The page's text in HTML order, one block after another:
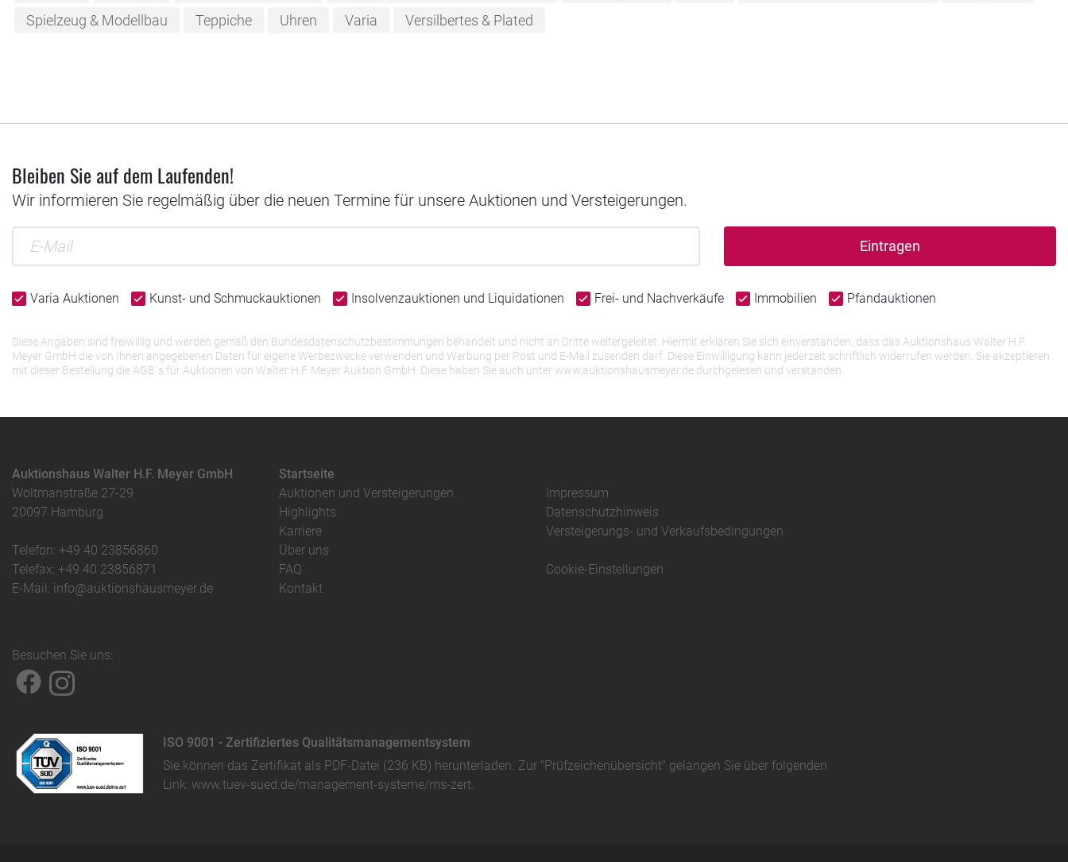
Spielzeug & Modellbau
Teppiche Uhren Varia Versilbertes & Plated
Bleiben Sie auf dem Laufenden!
Wir informieren Sie regelmäßig über die neuen Termine für unsere Auktionen und Versteigerungen.
Eintragen
Varia Auktionen Kunst- und Schmuckauktionen Insolvenzauktionen und Liquidationen Frei- und Nachverkäufe Immobilien Pfandauktionen
Diese Angaben sind freiwillig und werden gemäß den Bundesdatenschutzbestimmungen behandelt und nicht an Dritte weitergeleitet. Hiermit erklären Sie sich einverstanden, dass das Auktionshaus Walter H.F.
Meyer GmbH die von Ihnen angegebenen Daten für eigene Werbezwecke verwenden und Werbung per Post und E-Mail zusenden darf. Diese Einwilligung kann jederzeit schriftlich widerrufen werden. Sie akzeptieren
mit dieser Bestellung die AGB`s für Auktionen von Walter H.F. Meyer Auktion GmbH. Diese haben Sie auch unter www.auktionshausmeyer.de durchgelesen und verstanden.
Auktionshaus Walter H.F. Meyer GmbH
Woltmanstraße 27-29
20097 Hamburg
Telefon: +49 40 23856860
Telefax: +49 40 23856871
E-Mail: info@auktionshausmeyer.de
Startseite
Auktionen und Versteigerungen
Highlights
Karriere
Über uns
FAQ
Kontakt
Impressum
Datenschutzhinweis
Versteigerungs- und Verkaufsbedingungen
Cookie-Einstellungen
Besuchen Sie uns:
ISO 9001 - Zertifiziertes Qualitätsmanagementsystem
Sie können das Zertifikat als PDF-Datei (236 KB) herunterladen. Zur "Prüfzeichenübersicht" gelangen Sie über folgenden
Link: www.tuev-sued.de/management-systeme/ms-zert